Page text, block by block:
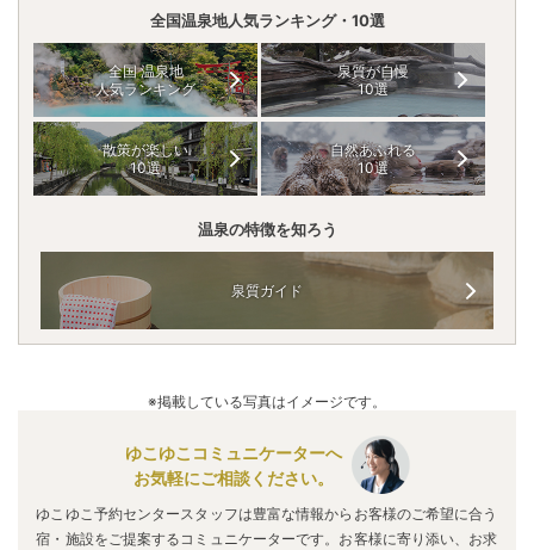
全国温泉地人気ランキング・10選
全国 温泉地
人気ランキング
泉質が自慢
10選
散策が楽しい
10選
自然あふれる
10選
温泉の特徴を知ろう
泉質ガイド
※掲載している写真はイメージです。
ゆこゆこコミュニケーターへ
お気軽にご相談ください。
ゆこゆこ予約センタースタッフは豊富な情報からお客様のご希望に合う
宿・施設をご提案するコミュニケーターです。お客様に寄り添い、お求